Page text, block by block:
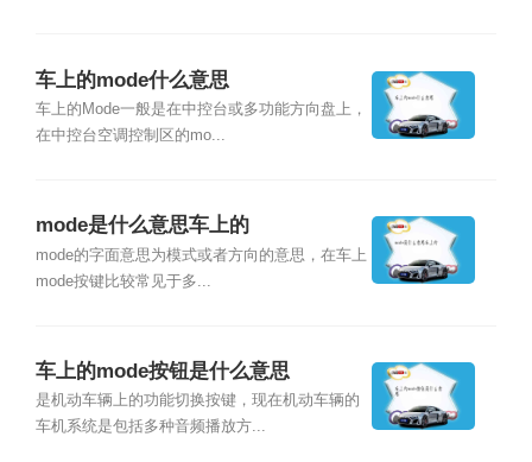
车上的mode什么意思
车上的Mode一般是在中控台或多功能方向盘上，
在中控台空调控制区的mo...
mode是什么意思车上的
mode的字面意思为模式或者方向的意思，在车上
mode按键比较常见于多...
车上的mode按钮是什么意思
是机动车辆上的功能切换按键，现在机动车辆的
车机系统是包括多种音频播放方...